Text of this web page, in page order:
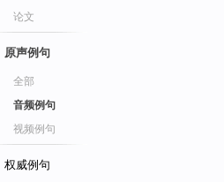
论文
原声例句
全部
音频例句
视频例句
权威例句